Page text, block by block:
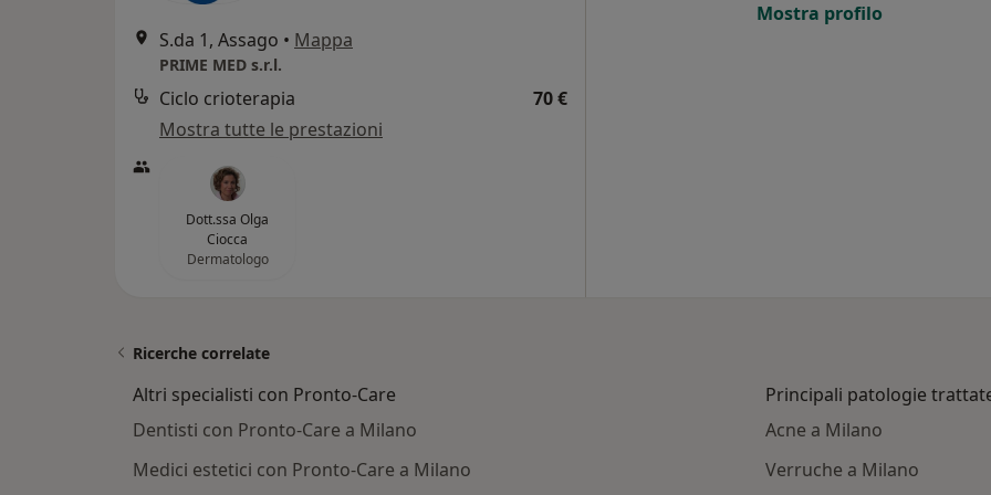
S.da 1, Assago • Mappa
PRIME MED s.r.l.
Ciclo crioterapia
70 €
Mostra tutte le prestazioni
Dott.ssa Olga
Ciocca
Dermatologo
Mostra profilo
Ricerche correlate
Altri specialisti con Pronto-Care
Dentisti con Pronto-Care a Milano
Medici estetici con Pronto-Care a Milano
Principali patologie
Acne a Milano
Verruche a Milano